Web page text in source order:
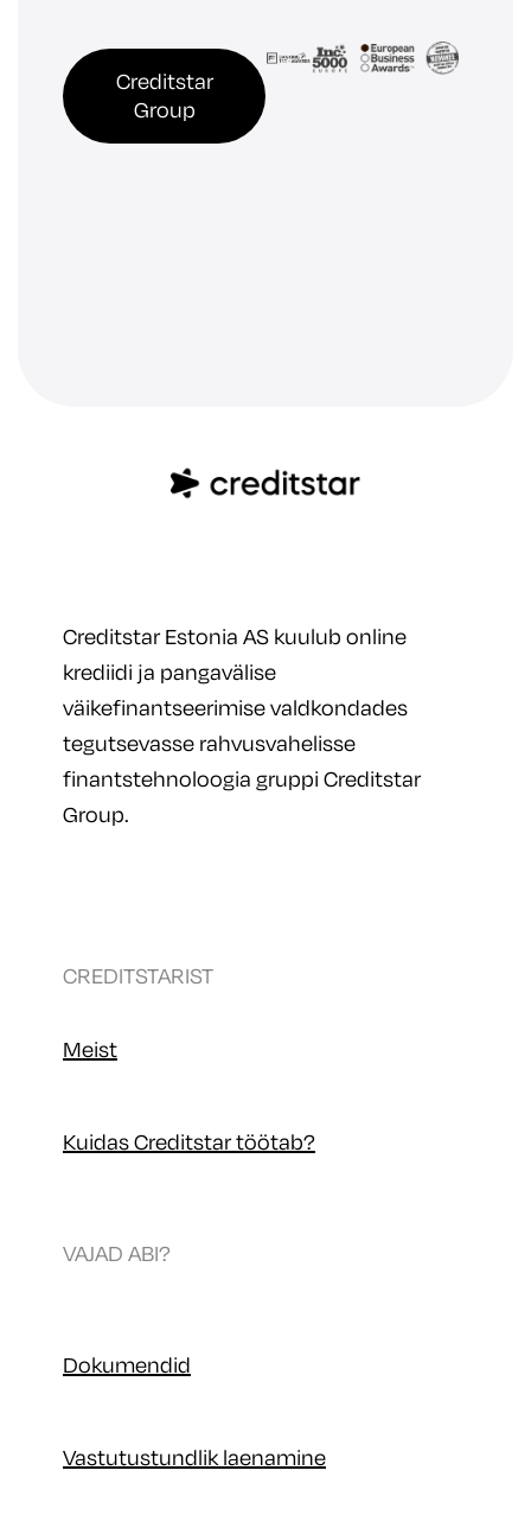
Creditstar
Group
Creditstar Estonia AS kuulub online
krediidi ja pangavälise
väikefinantseerimise valdkondades
tegutsevasse rahvusvahelisse
finantstehnoloogia gruppi Creditstar
Group.
CREDITSTARIST
Meist
Kuidas Creditstar töötab?
VAJAD ABI?
Dokumendid
Vastutustundlik laenamine